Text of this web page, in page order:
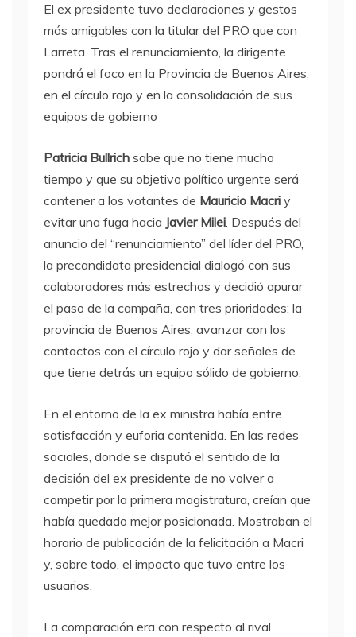
El ex presidente tuvo declaraciones y gestos
más amigables con la titular del PRO que con
Larreta. Tras el renunciamiento, la dirigente
pondrá el foco en la Provincia de Buenos Aires,
en el círculo rojo y en la consolidación de sus
equipos de gobierno
Patricia Bullrich sabe que no tiene mucho
tiempo y que su objetivo político urgente será
contener a los votantes de Mauricio Macri y
evitar una fuga hacia Javier Milei. Después del
anuncio del “renunciamiento” del líder del PRO,
la precandidata presidencial dialogó con sus
colaboradores más estrechos y decidió apurar
el paso de la campaña, con tres prioridades: la
provincia de Buenos Aires, avanzar con los
contactos con el círculo rojo y dar señales de
que tiene detrás un equipo sólido de gobierno.
En el entorno de la ex ministra había entre
satisfacción y euforia contenida. En las redes
sociales, donde se disputó el sentido de la
decisión del ex presidente de no volver a
competir por la primera magistratura, creían que
había quedado mejor posicionada. Mostraban el
horario de publicación de la felicitación a Macri
y, sobre todo, el impacto que tuvo entre los
usuarios.
La comparación era con respecto al rival